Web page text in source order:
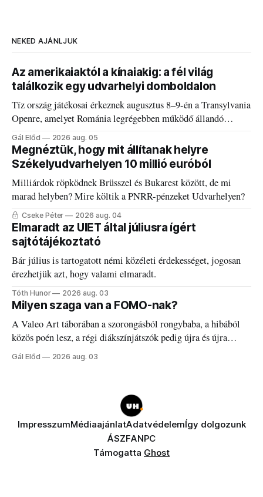
NEKED AJÁNLJUK
Az amerikaiaktól a kínaiakig: a fél világ
találkozik egy udvarhelyi domboldalon
Tíz ország játékosai érkeznek augusztus 8–9-én a Transylvania
Openre, amelyet Románia legrégebben működő állandó
discgolfpályáján rendeznek meg.
Gál Előd 2026 aug. 05
Megnéztük, hogy mit állítanak helyre
Székelyudvarhelyen 10 millió euróból
Milliárdok röpködnek Brüsszel és Bukarest között, de mi
marad helyben? Mire költik a PNRR-pénzeket Udvarhelyen?
Cseke Péter 2026 aug. 04
Elmaradt az UIET által júliusra ígért
sajtótájékoztató
Bár július is tartogatott némi közéleti érdekességet, jogosan
érezhetjük azt, hogy valami elmaradt.
Tóth Hunor 2026 aug. 03
Milyen szaga van a FOMO-nak?
A Valeo Art táborában a szorongásból rongybaba, a hibából
közös poén lesz, a régi diákszínjátszók pedig újra és újra
visszatalálnak egymáshoz.
Gál Előd 2026 aug. 03
ImpresszumMédiaajánlatAdatvédelemÍgy dolgozunk
ÁSZFANPC
Támogatta Ghost